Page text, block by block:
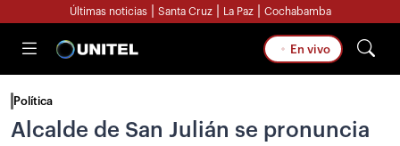
Últimas noticias Santa Cruz La Paz Cochabamba
En vivo
Política
Alcalde de San Julián se pronuncia